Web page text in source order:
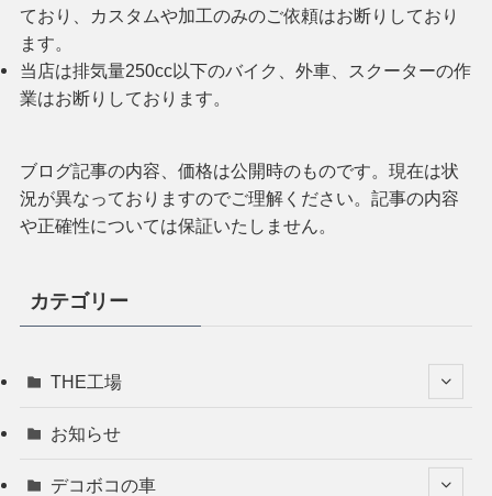
ており、カスタムや加工のみのご依頼はお断りしており
ます。
当店は排気量250cc以下のバイク、外車、スクーターの作
業はお断りしております。
ブログ記事の内容、価格は公開時のものです。現在は状
況が異なっておりますのでご理解ください。記事の内容
や正確性については保証いたしません。
カテゴリー
THE工場
お知らせ
デコボコの車